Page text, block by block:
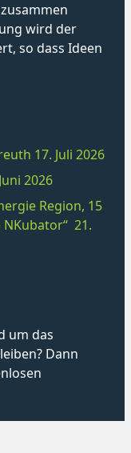
wird der
so dass Ideen
17. Juli 2026
2026
Region, 15
NKubator“ 21.
um das
Dann